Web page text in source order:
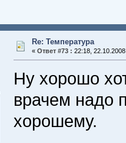
Re: Температура
« Ответ #73 : 22:18,
Ну хорошо
врачем надо
хорошему.